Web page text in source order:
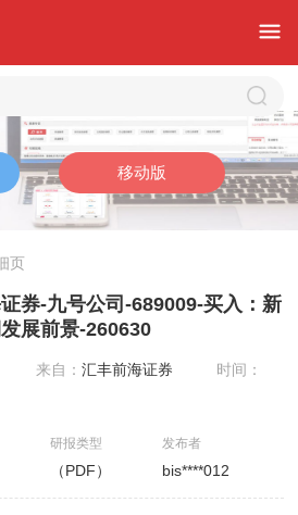
页
券-九号公司-689009-买入：新
展前景-260630
来自：汇丰前海证券
时间：
研报类型
（PDF）
发布者
bis****012